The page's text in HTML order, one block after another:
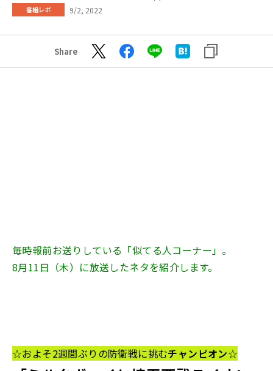
番組レポ 9/2, 2022
Share
毎時報前お送りしている「似てる人コーナー」。
8月11日（木）に放送したネタを紹介します。
☆およそ2週間ぶりの防衛戦に挑むチャンピオン☆